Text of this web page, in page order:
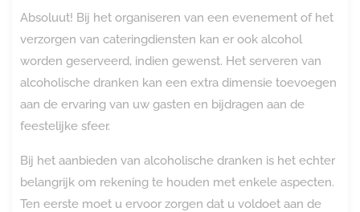
Absoluut! Bij het organiseren van een evenement of het
verzorgen van cateringdiensten kan er ook alcohol
worden geserveerd, indien gewenst. Het serveren van
alcoholische dranken kan een extra dimensie toevoegen
aan de ervaring van uw gasten en bijdragen aan de
feestelijke sfeer.
Bij het aanbieden van alcoholische dranken is het echter
belangrijk om rekening te houden met enkele aspecten.
Ten eerste moet u ervoor zorgen dat u voldoet aan de